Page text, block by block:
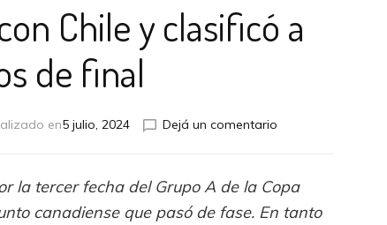
Chile y clasificó a
de final
en5 julio, 2024 Dejá un comentarioen
Chile
y
la tercer fecha del Grupo A de la Copa
canadiense que pasó de fase. En tanto